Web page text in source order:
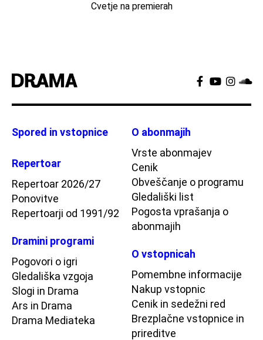
Cvetje na premierah
Spored in vstopnice
Repertoar
Repertoar 2026/27
Ponovitve
Repertoarji od 1991/92
Dramini programi
Pogovori o igri
Gledališka vzgoja
Slogi in Drama
Ars in Drama
Drama Mediateka
O abonmajih
Vrste abonmajev
Cenik
Obveščanje o programu
Gledališki list
Pogosta vprašanja o
abonmajih
O vstopnicah
Pomembne informacije
Nakup vstopnic
Cenik in sedežni red
Brezplačne vstopnice in
prireditve